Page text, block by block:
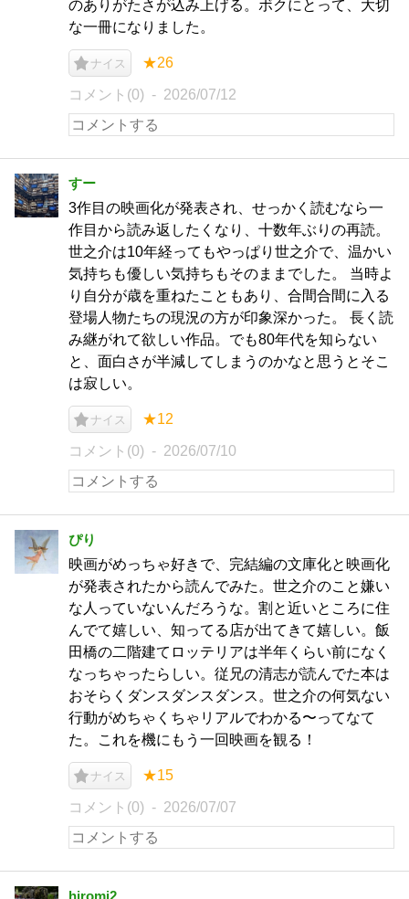
のありがたさが込み上げる。ボクにとって、大切
な一冊になりました。
ナイス ★26
コメント(0) 2026/07/12
すー
3作目の映画化が発表され、せっかく読むなら一
作目から読み返したくなり、十数年ぶりの再読。
世之介は10年経ってもやっぱり世之介で、温かい
気持ちも優しい気持ちもそのままでした。 当時よ
り自分が歳を重ねたこともあり、合間合間に入る
登場人物たちの現況の方が印象深かった。 長く読
み継がれて欲しい作品。でも80年代を知らない
と、面白さが半減してしまうのかなと思うとそこ
は寂しい。
ナイス ★12
コメント(0) 2026/07/10
ぴり
映画がめっちゃ好きで、完結編の文庫化と映画化
が発表されたから読んでみた。世之介のこと嫌い
な人っていないんだろうな。割と近いところに住
んでて嬉しい、知ってる店が出てきて嬉しい。飯
田橋の二階建てロッテリアは半年くらい前になく
なっちゃったらしい。従兄の清志が読んでた本は
おそらくダンスダンスダンス。世之介の何気ない
行動がめちゃくちゃリアルでわかる〜ってなて
た。これを機にもう一回映画を観る！
ナイス ★15
コメント(0) 2026/07/07
hiromi2